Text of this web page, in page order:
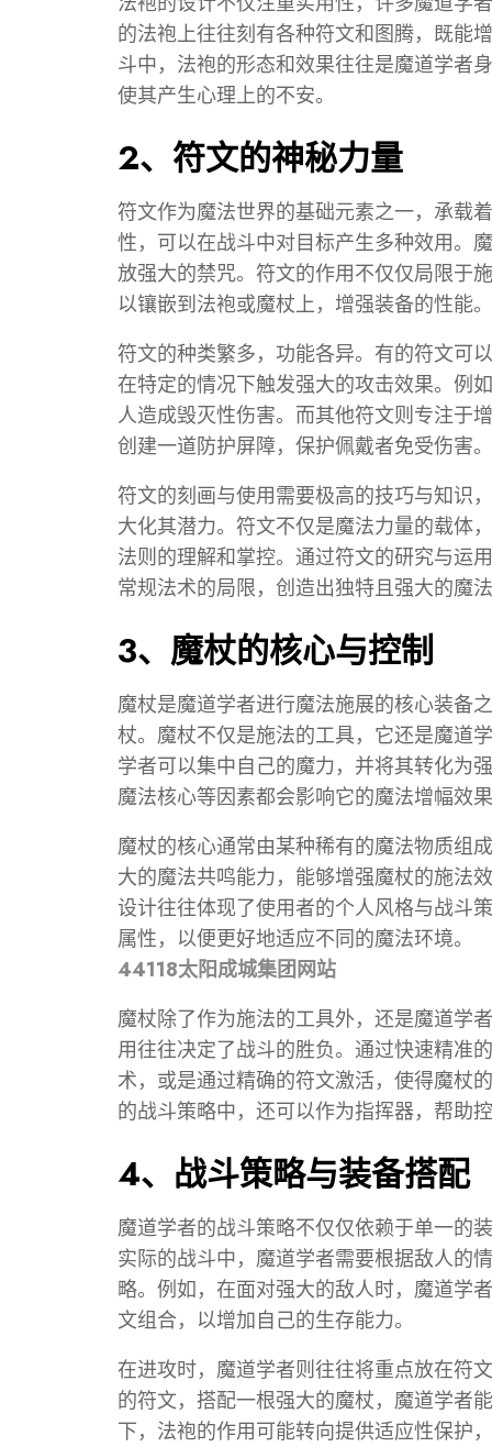
的法袍上往往刻有各种符文和图腾，既能
斗中，法袍的形态和效果往往是魔道学者
使其产生心理上的不安。
2、符文的神秘力量
符文作为魔法世界的基础元素之一，承载
性，可以在战斗中对目标产生多种效用。
放强大的禁咒。符文的作用不仅仅局限于
以镶嵌到法袍或魔杖上，增强装备的性能。
符文的种类繁多，功能各异。有的符文可
在特定的情况下触发强大的攻击效果。例
人造成毁灭性伤害。而其他符文则专注于
创建一道防护屏障，保护佩戴者免受伤害。
符文的刻画与使用需要极高的技巧与知识
大化其潜力。符文不仅是魔法力量的载体
法则的理解和掌控。通过符文的研究与运
常规法术的局限，创造出独特且强大的魔
3、魔杖的核心与控制
魔杖是魔道学者进行魔法施展的核心装备
杖。魔杖不仅是施法的工具，它还是魔道
学者可以集中自己的魔力，并将其转化为
魔法核心等因素都会影响它的魔法增幅效
魔杖的核心通常由某种稀有的魔法物质组
大的魔法共鸣能力，能够增强魔杖的施法
设计往往体现了使用者的个人风格与战斗
属性，以便更好地适应不同的魔法环境。
44118太阳成城集团网站
魔杖除了作为施法的工具外，还是魔道学
用往往决定了战斗的胜负。通过快速精准
术，或是通过精确的符文激活，使得魔杖
的战斗策略中，还可以作为指挥器，帮助
4、战斗策略与装备搭配
魔道学者的战斗策略不仅仅依赖于单一的
实际的战斗中，魔道学者需要根据敌人的
略。例如，在面对强大的敌人时，魔道学
文组合，以增加自己的生存能力。
在进攻时，魔道学者则往往将重点放在符
的符文，搭配一根强大的魔杖，魔道学者
下，法袍的作用可能转向提供适应性保护